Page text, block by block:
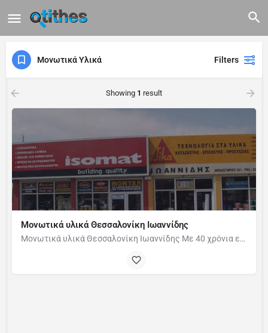
Μονωτικά Υλικά Filters
Showing 1 result
Μονωτικά υλικά Θεσσαλονίκη Ιωαννίδης
Μονωτικά υλικά Θεσσαλονίκη Ιωαννίδης Με 40 χρόνια εμπειρίας, η εταιρεία Ιωαννίδης κατέχει επάξια τον τίτλο…